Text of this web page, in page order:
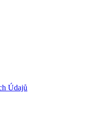
Údajů